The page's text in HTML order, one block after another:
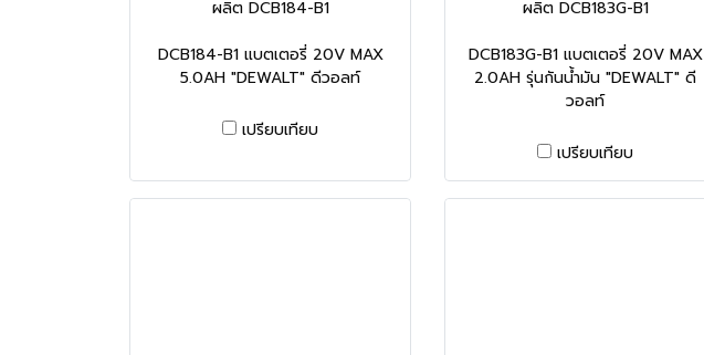
ผลิต DCB184-B1
DCB184-B1 แบตเตอรี่ 20V MAX
5.0AH "DEWALT" ดีวอลท์
เปรียบเทียบ
ผลิต DCB183G-B1
DCB183G-B1 แบตเตอรี่ 20V MAX
2.0AH รุ่นกันน้ำมัน "DEWALT" ดี
วอลท์
เปรียบเทียบ